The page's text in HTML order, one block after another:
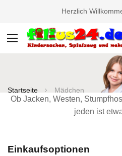
Herzlich
Navigation
Startseite Mädchen
Ob Jacken, Westen,
jeden ist
Einkaufsoptionen